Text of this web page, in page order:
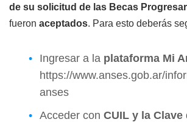
de su solicitud de las Becas Progresar
fueron aceptados. Para esto deberás
Ingresar a la plataforma Mi
https://www.anses.gob.ar/
anses
Acceder con CUIL y la Clave